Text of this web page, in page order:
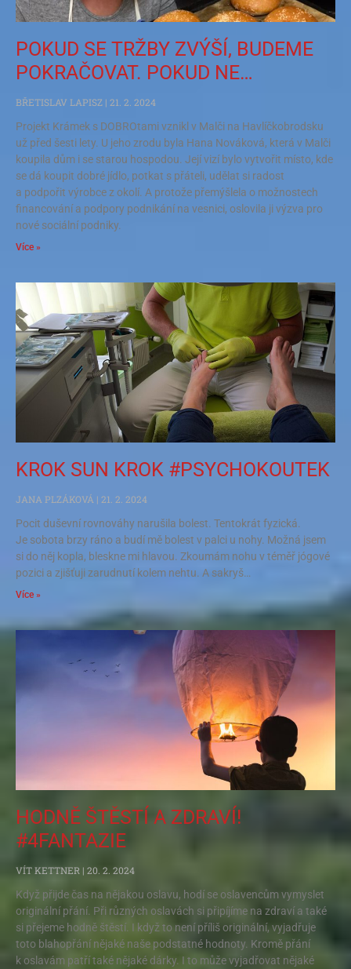
POKUD SE TRŽBY ZVÝŠÍ, BUDEME
POKRAČOVAT. POKUD NE…
BŘETISLAV LAPISZ 21. 2. 2024
Projekt Krámek s DOBROtami vznikl v Malči na Havlíčkobrodsku
už před šesti lety. U jeho zrodu byla Hana Nováková, která v Malči
koupila dům i se starou hospodou. Její vizí bylo vytvořit místo, kde
se dá koupit dobré jídlo, potkat s přáteli, udělat si radost
a podpořit výrobce z okolí. A protože přemýšlela o možnostech
financování a podpory podnikání na vesnici, oslovila ji výzva pro
nové sociální podniky.
Více »
KROK SUN KROK #PSYCHOKOUTEK
JANA PLZÁKOVÁ
21. 2. 2024
Pocit duševní rovnováhy narušila bolest. Tentokrát fyzická.
Je sobota brzy ráno a budí mě bolest v palci u nohy. Možná jsem
si do něj kopla, bleskne mi hlavou. Zkoumám nohu v téměř jógové
pozici a zjišťuji zarudnutí kolem nehtu. A sakryš…
Více »
HODNĚ ŠTĚSTÍ A ZDRAVÍ!
#4FANTAZIE
VÍT KETTNER
20. 2. 2024
Když přijde čas na nějakou oslavu, hodí se oslavencům vymyslet
originální přání. Při různých oslavách si připíjíme na zdraví a také
si přejeme hodně štěstí. I když to není příliš originální, vyjadřuje
toto blahopřání nějaké naše podstatné hodnoty. Kromě přání
k oslavám patří také nějaké dárky. I to může vyjadřovat nějaké